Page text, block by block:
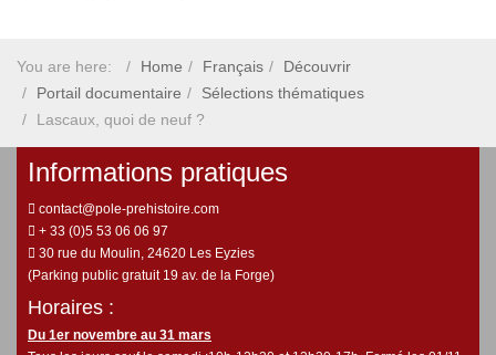
You are here: Home Français
Découvrir
Portail documentaire
Sélections thématiques
Lascaux, quoi de neuf ?
Informations pratiques
contact@pole-prehistoire.com
+ 33 (0)5 53 06 06 97
30 rue du Moulin, 24620 Les Eyzies
(Parking public gratuit 19 av. de la Forge)
Horaires :
Du 1er novembre au 31 mars